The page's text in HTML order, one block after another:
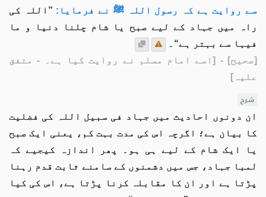
سے روایت ہے کہ رسول اللہ ﷺ نے فرمایا: ”اللہ کی
راہ میں جہاد کے لیے صبح یا شام چلنا دنیا و ما
فیہا سے بہتر ہے“۔
[صحیح] - [اسے امام مسلم نے روایت کیا ہے۔ - متفق
علیہ]
شرح
ان دونوں احادیث میں جہاد فی سبیل اللہ کی فضلیت
کا بیان ہے؛ اگرچہ اس کی مدت بہت کم، یعنی ایک صبح
یا ایک شام کے لیے ہی ہو۔ پھر اندازہ کیجیے کہ
لمبا جہاد، جس میں دشمنوں کے سامنے ثابت قدم رہنا
پڑتا ہے اور ان کا مقابلہ کرنا پڑتا ہے، اس کی کیا